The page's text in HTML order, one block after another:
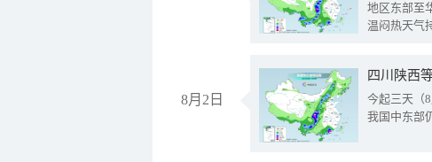
地区东部至
温闷热天气
8月2日
今起三天（
我国中东部